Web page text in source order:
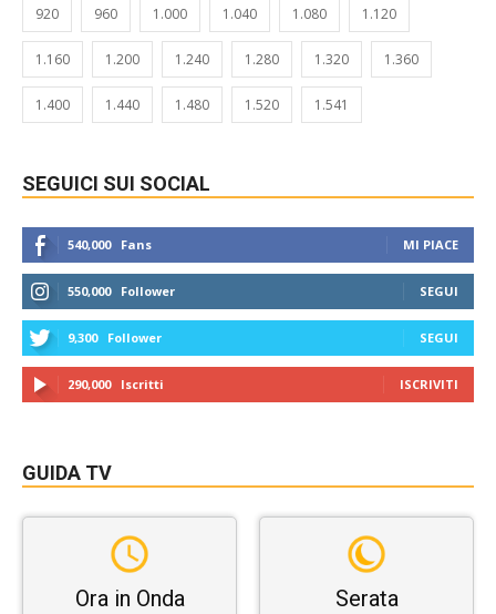
920 960 1.000 1.040 1.080 1.120
1.160 1.200 1.240 1.280 1.320 1.360
1.400 1.440 1.480 1.520 1.541
SEGUICI SUI SOCIAL
540,000 Fans MI PIACE
550,000 Follower SEGUI
9,300 Follower SEGUI
290,000 Iscritti ISCRIVITI
GUIDA TV
Ora in Onda Serata